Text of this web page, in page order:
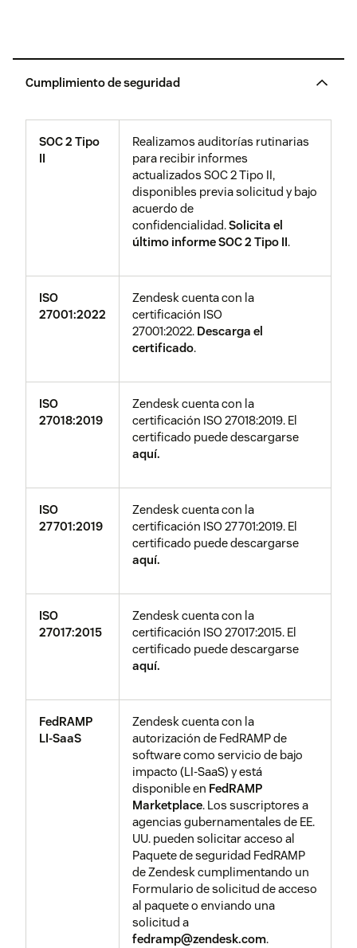
Cumplimiento de seguridad
SOC 2 Tipo
II
Realizamos auditorías rutinarias
para recibir informes
actualizados SOC 2 Tipo II,
disponibles previa solicitud y bajo
acuerdo de
confidencialidad.Solicita el
último informe SOC 2 Tipo II.
ISO
27001:2022
Zendesk cuenta con la
certificación ISO
27001:2022. Descarga el
certificado.
ISO
27018:2019
Zendesk cuenta con la
certificación ISO 27018:2019. El
certificado puede descargarse
aquí.
ISO
27701:2019
Zendesk cuenta con la
certificación ISO 27701:2019. El
certificado puede descargarse
aquí.
ISO
27017:2015
Zendesk cuenta con la
certificación ISO 27017:2015. El
certificado puede descargarse
aquí.
FedRAMP
LI-SaaS
Zendesk cuenta con la
autorización de FedRAMP de
software como servicio de bajo
impacto (LI-SaaS) y está
disponible en FedRAMP
Marketplace. Los suscriptores a
agencias gubernamentales de EE.
UU. pueden solicitar acceso al
Paquete de seguridad FedRAMP
de Zendesk cumplimentando un
Formulario de solicitud de acceso
al paquete o enviando una
solicitud a
fedramp@zendesk.com.